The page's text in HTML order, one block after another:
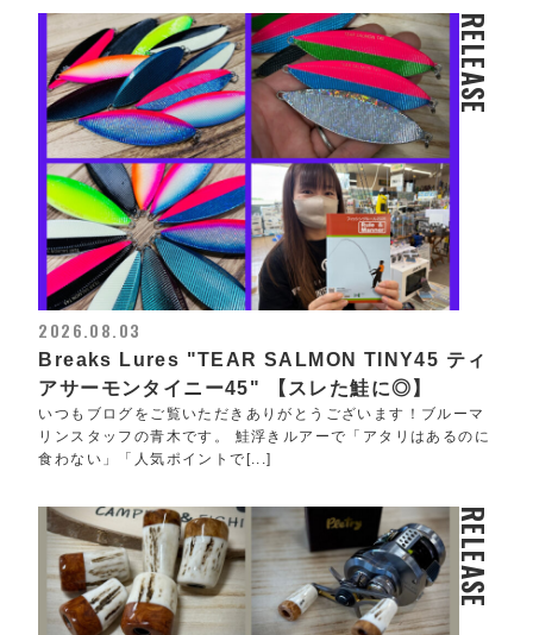
RELEASE
2026.08.03
Breaks Lures "TEAR SALMON TINY45 ティ
アサーモンタイニー45" 【スレた鮭に◎】
いつもブログをご覧いただきありがとうございます！ブルーマ
リンスタッフの青木です。 鮭浮きルアーで「アタリはあるのに
食わない」「人気ポイントで[...]
RELEASE